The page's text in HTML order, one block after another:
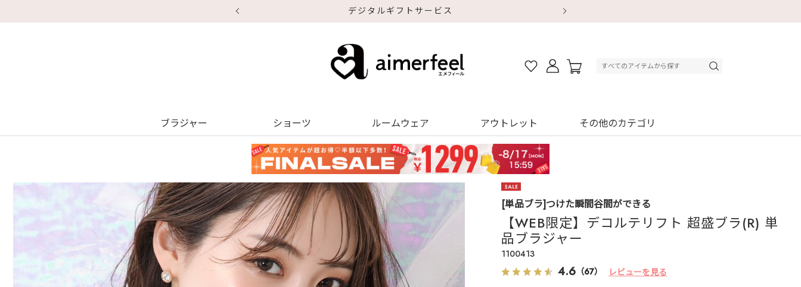
デジタルギフトサービス
ブラジャー ショーツ ルームウェア アウトレット その他のカテゴリ
[単品ブラ]つけた瞬間谷間ができる
【WEB限定】デコルテリフト 超盛ブラ(R) 単
品ブラジャー
1100413
4.6 （67） レビューを見る